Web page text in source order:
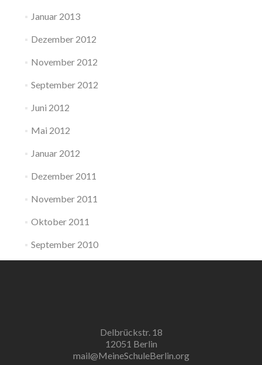
Januar 2013
Dezember 2012
November 2012
September 2012
Juni 2012
Mai 2012
Januar 2012
Dezember 2011
November 2011
Oktober 2011
September 2010
Delbrückstr. 18
12051 Berlin
mail@MeineSchuleBerlin.org